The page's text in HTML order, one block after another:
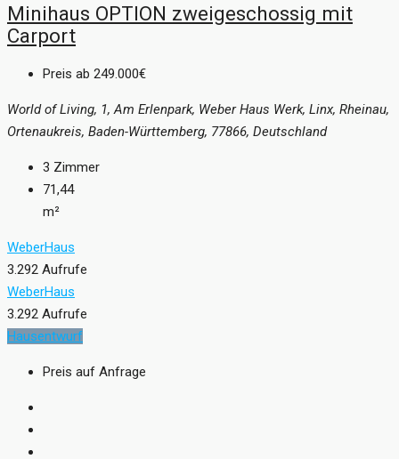
Minihaus OPTION zweigeschossig mit
Carport
Preis ab 249.000€
World of Living, 1, Am Erlenpark, Weber Haus Werk, Linx, Rheinau,
Ortenaukreis, Baden-Württemberg, 77866, Deutschland
3 Zimmer
71,44
m²
WeberHaus
3.292 Aufrufe
WeberHaus
3.292 Aufrufe
Hausentwurf
Preis auf Anfrage